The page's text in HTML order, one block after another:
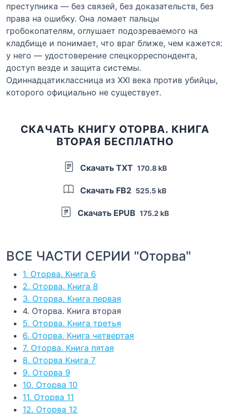
преступника — без связей, без доказательств, без
права на ошибку. Она ломает пальцы
гробокопателям, оглушает подозреваемого на
кладбище и понимает, что враг ближе, чем кажется:
у него — удостоверение спецкорреспондента,
доступ везде и защита системы.
Одиннадцатиклассница из XXI века против убийцы,
которого официально не существует.
СКАЧАТЬ КНИГУ ОТОРВА. КНИГА
ВТОРАЯ БЕСПЛАТНО
Скачать TXT 170.8 kB
Скачать FB2 525.5 kB
Скачать EPUB 175.2 kB
ВСЕ ЧАСТИ СЕРИИ "Оторва"
1. Оторва. Книга 6
2. Оторва. Книга 8
3. Оторва. Книга первая
4. Оторва. Книга вторая
5. Оторва. Книга третья
6. Оторва. Книга четвертая
7. Оторва. Книга пятая
8. Оторва Книга 7
9. Оторва 9
10. Оторва 10
11. Оторва 11
12. Оторва 12